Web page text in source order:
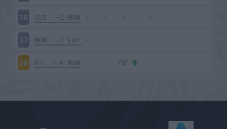
36 UDI 1-2 MON
37 MON 1-3 EMP
38 MIL 2-0 MON